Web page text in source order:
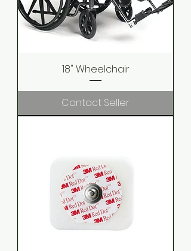
18" Wheelchair
Contact Seller